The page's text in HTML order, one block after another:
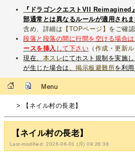
『ドラゴンクエストVII Reimagined
部通常とは異なるルールが適用されま
含め、詳細は 【TOPページ】 をご確
段落と段落の間に行間を空ける場合は
ースを挿入 して下さい （ 作成・更新
現在、 本スレにてホスト規制を実施
が生じた場合は、掲示板避難所を利用
Menu
> 【ネイル村の長老】
【ネイル村の長老】
Last-modified: 2026-06-01 (月) 09:26:38